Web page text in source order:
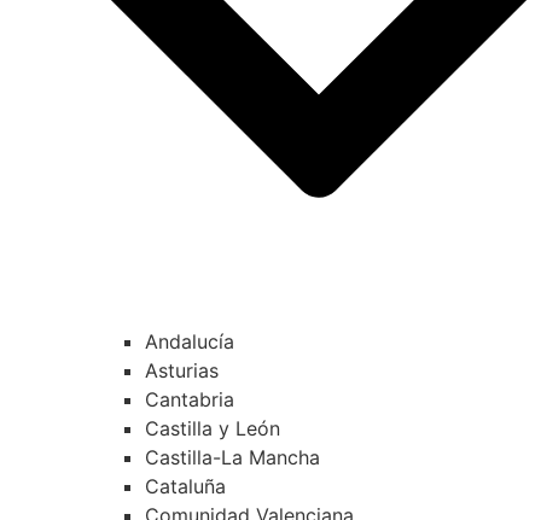
Andalucía
Asturias
Cantabria
Castilla y León
Castilla-La Mancha
Cataluña